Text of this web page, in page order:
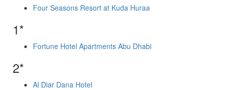
Four Seasons Resort at Kuda Huraa
1*
Fortune Hotel Apartments Abu Dhabi
2*
Al Diar Dana Hotel